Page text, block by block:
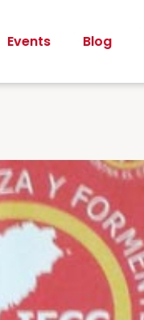
Events Blog